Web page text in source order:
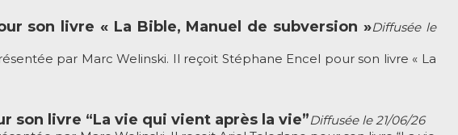
son livre « La Bible, Manuel de subversion »Diffusée le
par Marc Welinski. Il reçoit Stéphane Encel pour son livre « La
son livre “La vie qui vient après la vie”Diffusée le 21/06/26